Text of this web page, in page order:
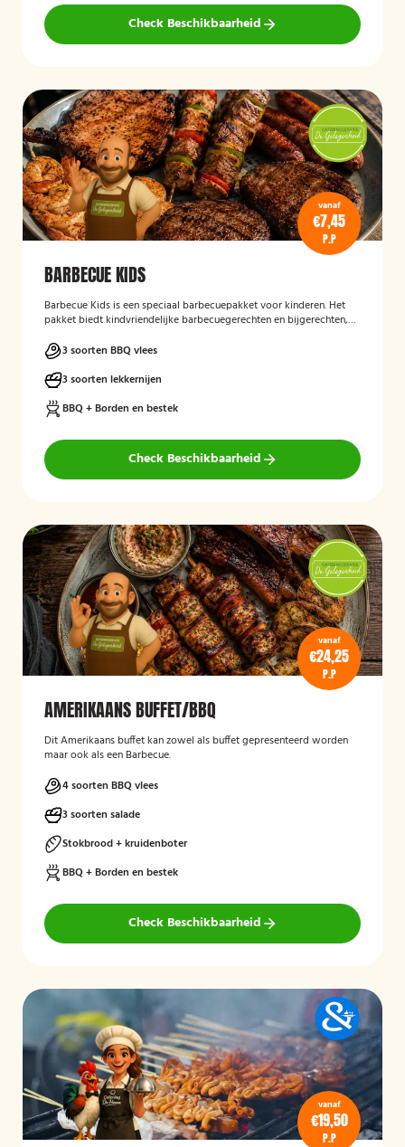
Check Beschikbaarheid
vanaf
€7,45
P.P
BARBECUE KIDS
Barbecue Kids is een speciaal barbecuepakket voor kinderen. Het
pakket biedt kindvriendelijke barbecuegerechten en bijgerechten,
BBQ-ervaring tijdens een feest, familiedag of andere gelegenheid.
3 soorten BBQ vlees
3 soorten lekkernijen
BBQ + Borden en bestek
Check Beschikbaarheid
vanaf
€24,25
P.P
AMERIKAANS BUFFET/BBQ
Dit Amerikaans buffet kan zowel als buffet gepresenteerd worden
maar ook als een Barbecue.
4 soorten BBQ vlees
3 soorten salade
Stokbrood + kruidenboter
BBQ + Borden en bestek
Check Beschikbaarheid
vanaf
€19,50
P.P